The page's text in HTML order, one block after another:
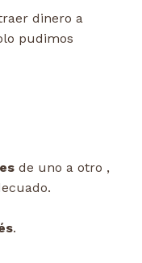
dinero a
pudimos
de uno a otro ,
.